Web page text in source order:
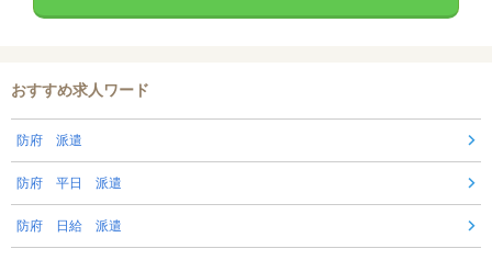
おすすめ求人ワード
防府 派遣
防府 平日 派遣
防府 日給 派遣